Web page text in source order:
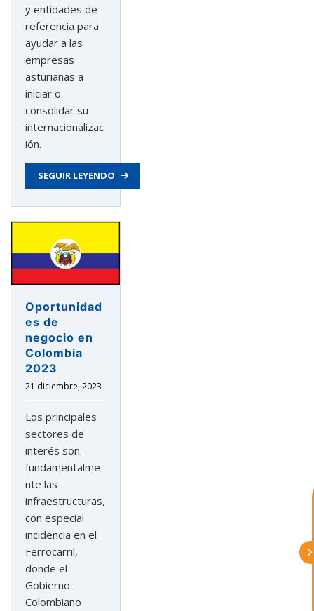
y entidades de
referencia para
ayudar a las
empresas
asturianas a
iniciar o
consolidar su
internacionalizac
ión.
SEGUIR LEYENDO
Oportunidad
es de
negocio en
Colombia
2023
21 diciembre, 2023
Los principales
sectores de
interés son
fundamentalme
nte las
infraestructuras,
con especial
incidencia en el
Ferrocarril,
donde el
Gobierno
Colombiano
astu
exportar importa
¡Hola, soy Astu
ayudarte con la internacionalización de
eventos y actividades que lleva a cabo
Asturex.
Al continuar con la Conversación,
aceptas nuestra
¿En que te puedo ayudar hoy?